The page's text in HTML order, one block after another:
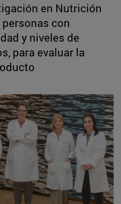
en Nutrición
con
y niveles de
para evaluar la